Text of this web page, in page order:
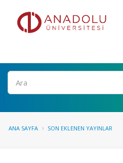
Ara
ANA SAYFA SON EKLENEN YAYINLAR